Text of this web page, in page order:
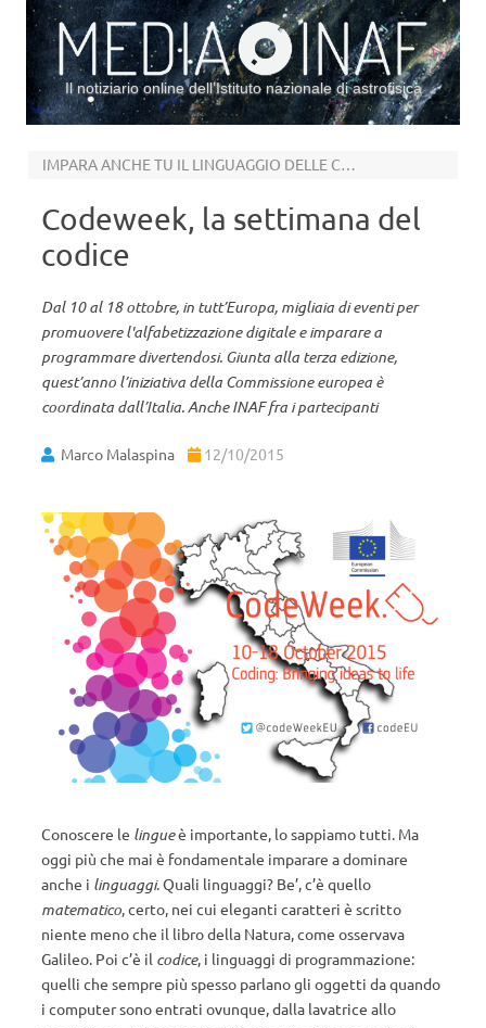
Il notiziario online dell’Istituto nazionale di astrofisica
IMPARA ANCHE TU IL LINGUAGGIO DELLE COSE
Codeweek, la settimana del
codice
Dal 10 al 18 ottobre, in tutt’Europa, migliaia di eventi per
promuovere l'alfabetizzazione digitale e imparare a
programmare divertendosi. Giunta alla terza edizione,
quest’anno l’iniziativa della Commissione europea è
coordinata dall’Italia. Anche INAF fra i partecipanti
Marco Malaspina 12/10/2015
Conoscere le lingueè importante, lo sappiamo tutti. Ma
oggi più che mai è fondamentale imparare a dominare
anche i linguaggi. Quali linguaggi? Be’, c’è quello
matematico , certo, nei cui eleganti caratteri è scritto
niente meno che il libro della Natura, come osservava
Galileo. Poi c’è il codice, i linguaggi di programmazione:
quelli che sempre più spesso parlano gli oggetti da quando
i computer sono entrati ovunque, dalla lavatrice allo